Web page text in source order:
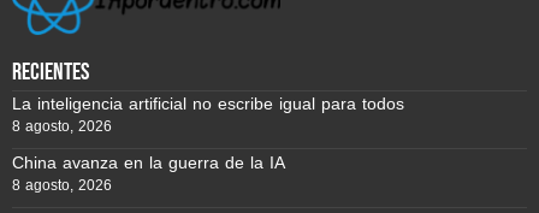
recientes
La inteligencia artificial no escribe igual para todos
8 agosto, 2026
China avanza en la guerra de la IA
8 agosto, 2026